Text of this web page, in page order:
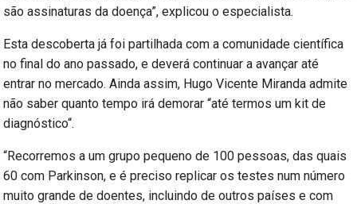
são assinaturas da doença”, explicou o especialista.
Esta descoberta já foi partilhada com a comunidade científica
no final do ano passado, e deverá continuar a avançar até
entrar no mercado. Ainda assim, Hugo Vicente Miranda admite
não saber quanto tempo irá demorar “até termos um kit de
diagnóstico“.
“Recorremos a um grupo pequeno de 100 pessoas, das quais
60 com Parkinson, e é preciso replicar os testes num número
muito grande de doentes, incluindo de outros países e com